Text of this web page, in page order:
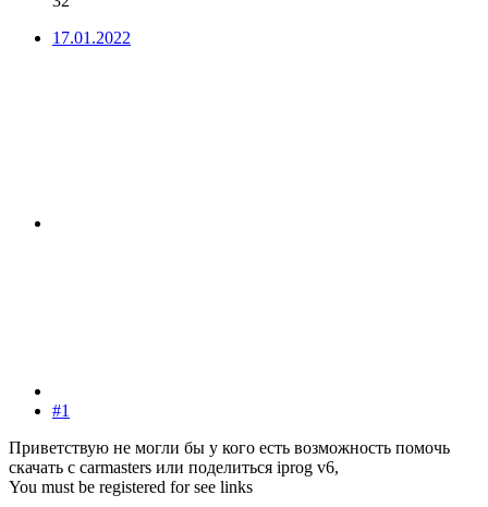
17.01.2022
#1
Приветствую не могли бы у кого есть возможность помочь
скачать с carmasters или поделиться iprog v6,
You must be registered for see links